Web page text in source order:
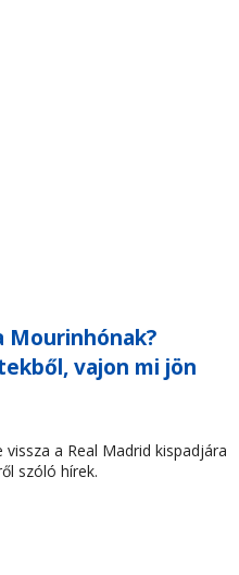
Mourinhónak?
vajon mi jön
a Real Madrid kispadjára
szóló hírek.